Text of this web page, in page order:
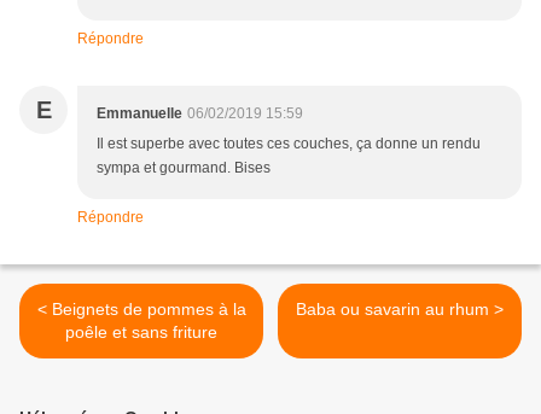
Répondre
E Emmanuelle 06/02/2019 15:59
Il est superbe avec toutes ces couches, ça donne un rendu
sympa et gourmand. Bises
Répondre
< Beignets de pommes à la
poêle et sans friture
Baba ou savarin au rhum >